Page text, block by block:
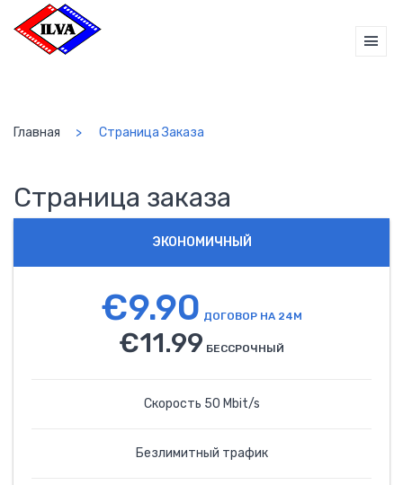
Главная Страница Заказа
Страница заказа
ЭКОНОМИЧНЫЙ
€9.90 ДОГОВОР НА 24М
€11.99 БЕССРОЧНЫЙ
Скорость 50 Mbit/s
Безлимитный трафик